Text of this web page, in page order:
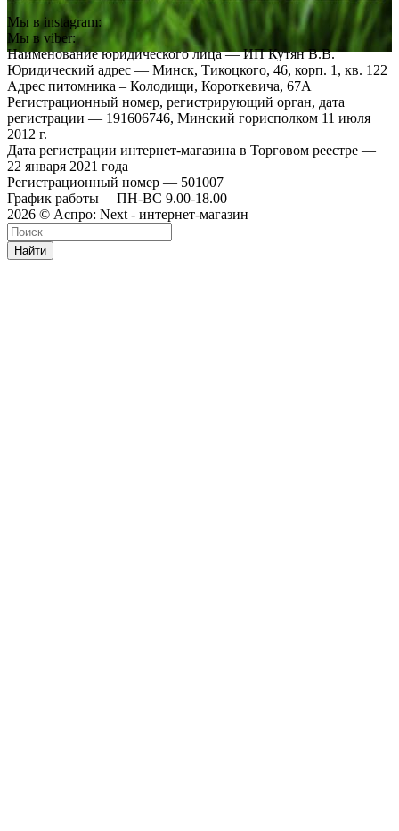
Мы в instagram:
Мы в viber:
Наименование юридического лица — ИП Кутян В.В.
Юридический адрес — Минск, Тикоцкого, 46, корп. 1, кв. 122
Адрес питомника – Колодищи, Короткевича, 67А
Регистрационный номер, регистрирующий орган, дата
регистрации — 191606746, Минский горисполком 11 июля
2012 г.
Дата регистрации интернет-магазина в Торговом реестре —
22 января 2021 года
Регистрационный номер — 501007
График работы— ПН-ВС 9.00-18.00
2026 © Аспро: Next - интернет-магазин
Найти